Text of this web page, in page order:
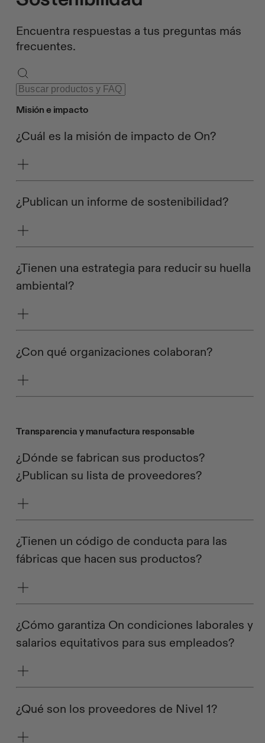
Encuentra respuestas a tus preguntas más
frecuentes.
Misión e impacto
¿Cuál es la misión de impacto de On?
¿Publican un informe de sostenibilidad?
¿Tienen una estrategia para reducir su huella
ambiental?
¿Con qué organizaciones colaboran?
Transparencia y manufactura responsable
¿Dónde se fabrican sus productos?
¿Publican su lista de proveedores?
¿Tienen un código de conducta para las
fábricas que hacen sus productos?
¿Cómo garantiza On condiciones laborales y
salarios equitativos para sus empleados?
¿Qué son los proveedores de Nivel 1?